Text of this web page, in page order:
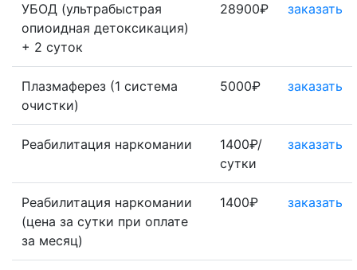
УБОД (ультрабыстрая
опиоидная детоксикация)
+ 2 суток
28900₽ заказать
Плазмаферез (1 система
очистки)
5000₽ заказать
Реабилитация наркомании
1400₽/
сутки
заказать
Реабилитация наркомании
(цена за сутки при оплате
за месяц)
1400₽ заказать